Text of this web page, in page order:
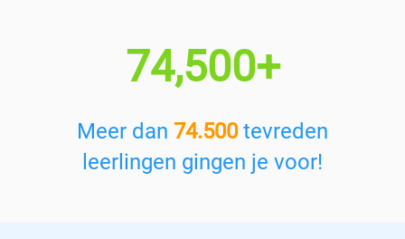
74,500+
Meer dan 74.500tevreden
leerlingen gingen je voor!